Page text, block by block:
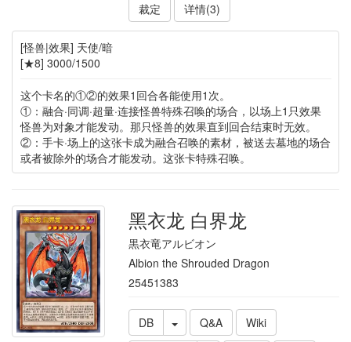
裁定
详情(3)
[怪兽|效果] 天使/暗
[★8] 3000/1500
这个卡名的①②的效果1回合各能使用1次。
①：融合·同调·超量·连接怪兽特殊召唤的场合，以场上1只效果
怪兽为对象才能发动。那只怪兽的效果直到回合结束时无效。
②：手卡·场上的这张卡成为融合召唤的素材，被送去墓地的场合
或者被除外的场合才能发动。这张卡特殊召唤。
黑衣龙 白界龙
黒衣竜アルビオン
Albion the Shrouded Dragon
25451383
DB Q&A
Wiki